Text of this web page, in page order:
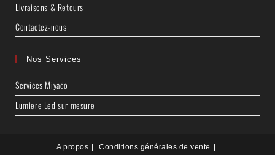
Livraisons & Retours
Contactez-nous
Nos Services
Services Miyado
Lumiere Led sur mesure
A propos Conditions générales de vente